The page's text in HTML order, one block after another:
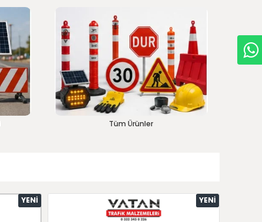
Tüm Ürünler
YENI YENI